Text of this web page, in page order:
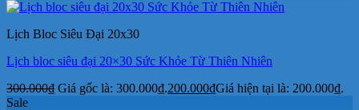
Lịch Bloc Siêu Đại 20x30
Lịch bloc siêu đại 20×30 Sức Khỏe Từ Thiên Nhiên
300.000₫ Giá gốc là: 300.000₫.200.000₫Giá hiện tại là: 200.000₫.
Sale